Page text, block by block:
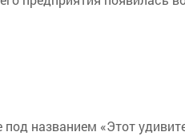
названием «Этот